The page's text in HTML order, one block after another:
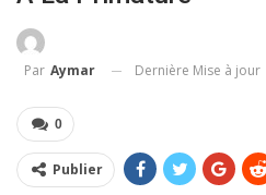
Par Aymar Dernière Mise à jour
0
Publier